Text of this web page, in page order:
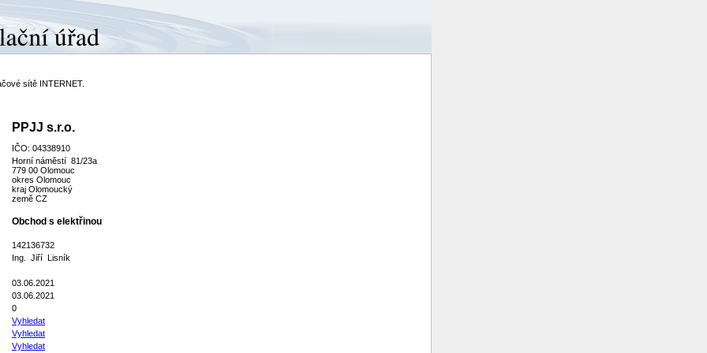
sítě INTERNET.
PPJJ s.r.o.
IČO: 04338910
Horní náměstí 81/23a
779 00 Olomouc
okres Olomouc
kraj Olomoucký
země CZ
Obchod s elektřinou
142136732
Ing. Jiří Lisník
03.06.2021
03.06.2021
0
Vyhledat
Vyhledat
Vyhledat